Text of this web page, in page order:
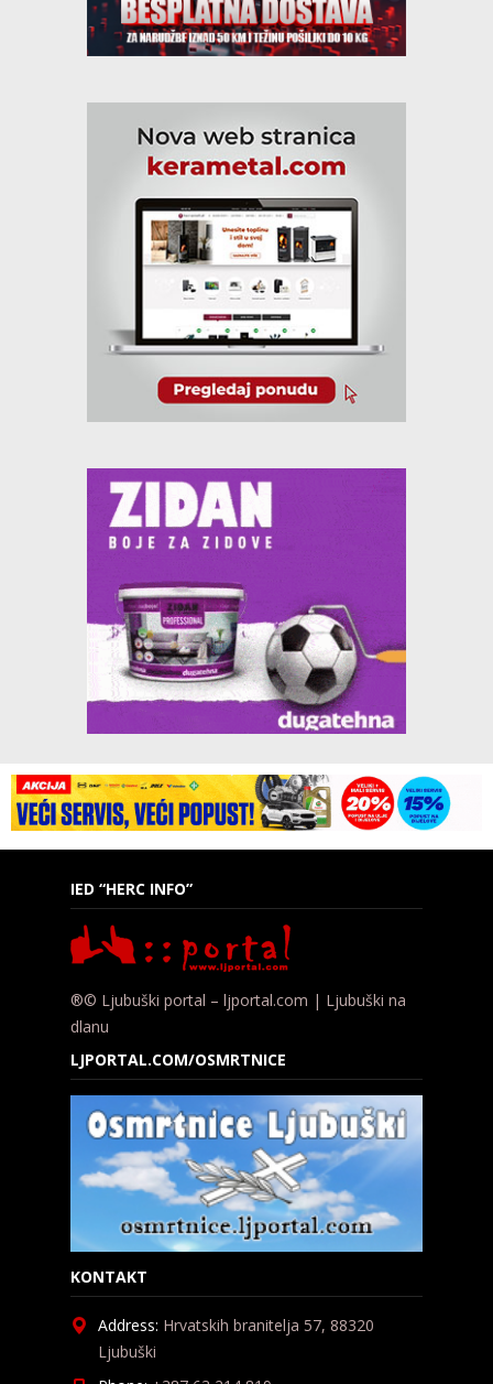
IED “HERC INFO”
®© Ljubuški portal – ljportal.com | Ljubuški na
dlanu
LJPORTAL.COM/OSMRTNICE
KONTAKT
Address: Hrvatskih branitelja 57, 88320
Ljubuški